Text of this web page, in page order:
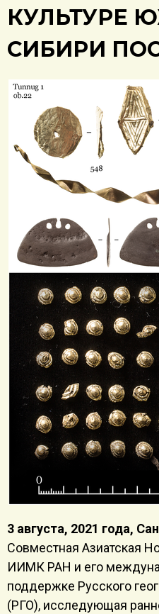
КУЛЬТУРЕ
СИБИРИ
3 августа, 2021 года,
Совместная Азиатская
ИИМК РАН и его
поддержке Русского
(РГО), исследующая